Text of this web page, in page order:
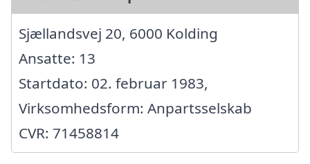
Sjællandsvej 20, 6000 Kolding
Ansatte: 13
Startdato: 02. februar 1983,
Virksomhedsform: Anpartsselskab
CVR: 71458814